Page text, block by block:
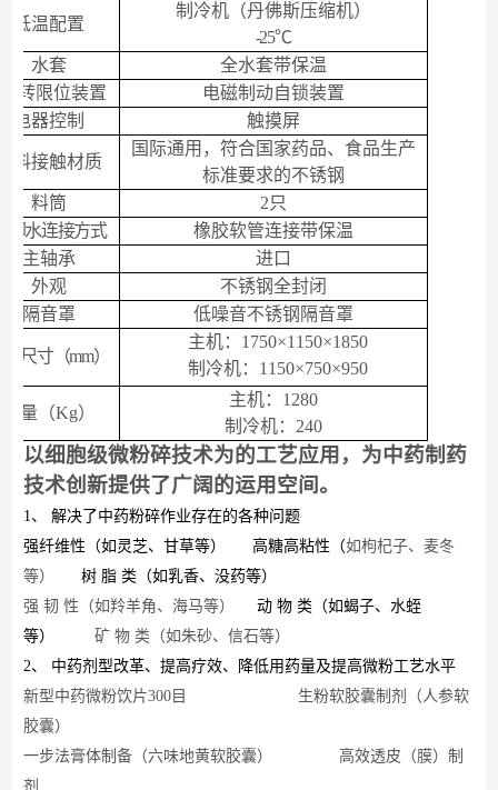
低温配置
制冷机（丹佛斯压缩机）
-25℃
水套
全水套带保温
翻转限位装置
电磁制动自锁装置
电器控制
触摸屏
料接触材质
国际通用，符合国家药品、食品生产
标准要求的不锈钢
料筒
2只
却水连接方式
橡胶软管连接带保温
主轴承
进口
外观
不锈钢全封闭
隔音罩
低噪音不锈钢隔音罩
型尺寸（mm）
主机： 1750×1 1 50×1850
制冷机： 11 50×750×950
重量（Kg）
主机： 1280
制冷机： 240
以细胞级微粉碎技术为的工艺应用，为中药制药
技术创新提供了广阔的运用空间。
1、解决了中药粉碎作业存在的各种问题
强纤维性（如灵芝、甘草等） 高糖高粘性（如枸杞子、麦冬
等） 树 脂 类（如乳香、没药等）
强 韧 性（如羚羊角、海马等） 动 物 类（如蝎子、水蛭
等） 矿 物 类（如朱砂、信石等）
2、 中药剂型改革、提高疗效、降低用药量及提高微粉工艺水平
新型中药微粉饮片300 目 生粉软胶囊制剂（人参软
胶囊）
一步法膏体制备（六味地黄软胶囊） 高效透皮（膜）制
剂